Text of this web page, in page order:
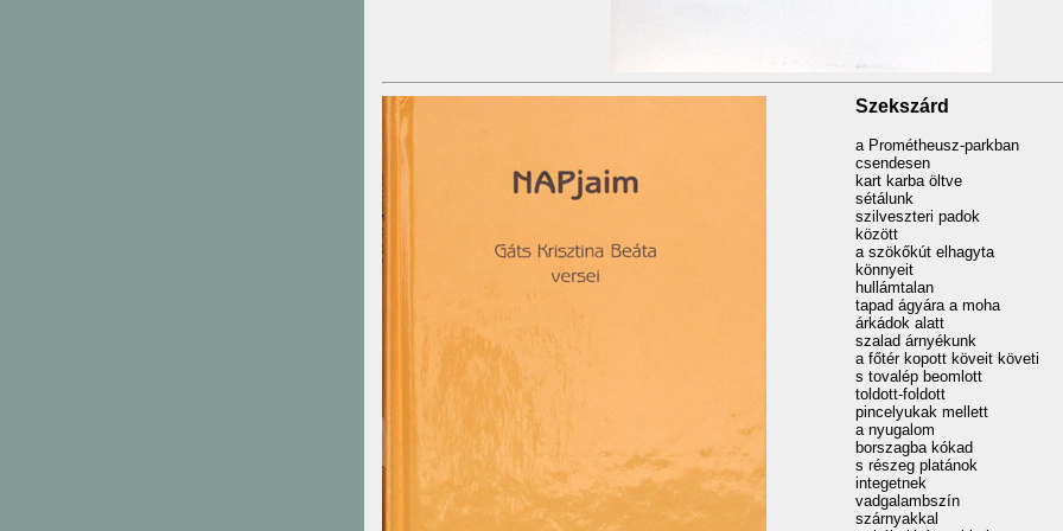
Szekszárd
a Prométheusz-parkban
csendesen
kart karba öltve
sétálunk
szilveszteri padok
között
a szökőkút elhagyta
könnyeit
hullámtalan
tapad ágyára a moha
árkádok alatt
szalad árnyékunk
a főtér kopott köveit követi
s tovalép beomlott
toldott-foldott
pincelyukak mellett
a nyugalom
borszagba kókad
s részeg platánok
integetnek
vadgalambszín
szárnyakkal